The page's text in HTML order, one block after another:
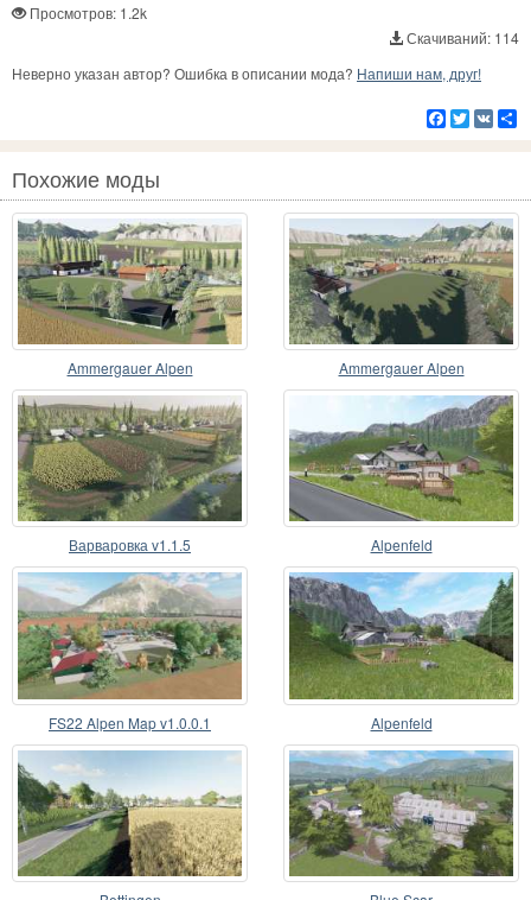
Просмотров: 1.2k
Скачиваний: 114
Неверно указан автор? Ошибка в описании мода? Напиши нам, друг!
Facebook
Twitter
VK
Похожие моды
Ammergauer Alpen Ammergauer Alpen
Варваровка v1.1.5 Alpenfeld
FS22 Alpen Map v1.0.0.1 Alpenfeld